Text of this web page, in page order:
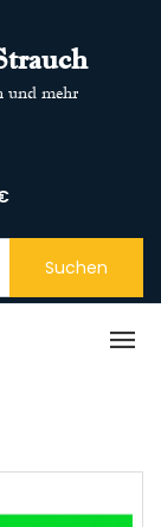
und mehr
Suchen